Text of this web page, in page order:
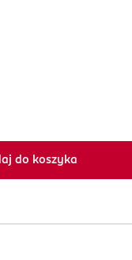
do koszyka